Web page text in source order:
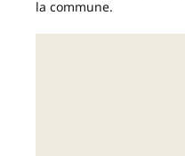
la commune.